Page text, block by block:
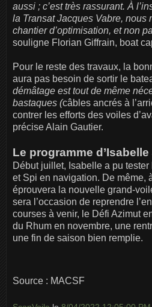
aussi ; c’est très rassurant. À
la Transat Jacques Vabre, nous
chantier d’optimisation, et non
souligne Florian Giffrain, boat
Pour le reste des travaux, la
aura pas besoin de sortir le
démâtage est tout de même
bastaques (câbles ancrés à
contrer les efforts des voiles
précise Alain Gautier.
Le programme
Début juillet, Isabelle a pu
et Spi en navigation. De même,
éprouvera la nouvelle grand-
sera l’occasion de reprendre
courses à venir, le Défi Azimut
du Rhum en novembre, une
une fin de saison bien remplie.
Source : MACSF